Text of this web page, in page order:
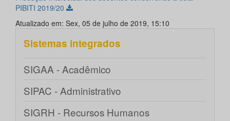
PIBITI 2019/20
Atualizado em: Sex, 05 de julho de 2019, 15:10
Sistemas integrados
SIGAA - Acadêmico
SIPAC - Administrativo
SIGRH - Recursos Humanos